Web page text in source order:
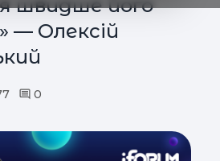
швидше його
— Олексій
0